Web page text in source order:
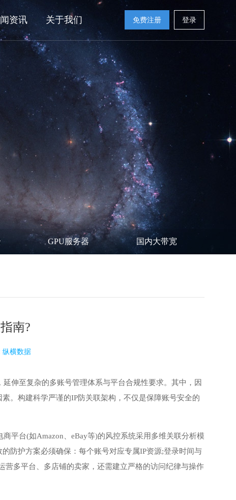
资讯 关于我们 免费注册 登录
GPU服务器 国内大带宽
南?
纵横数据
伸至复杂的多账号管理体系与平台合规性要求。其中，因
。构建科学严谨的IP防关联架构，不仅是保障账号安全的
商平台(如Amazon、eBay等)的风控系统采用多维关联分析模
防护方案必须确保：每个账号对应专属IP资源;登录时间与
多平台、多店铺的卖家，还需建立严格的访问纪律与操作